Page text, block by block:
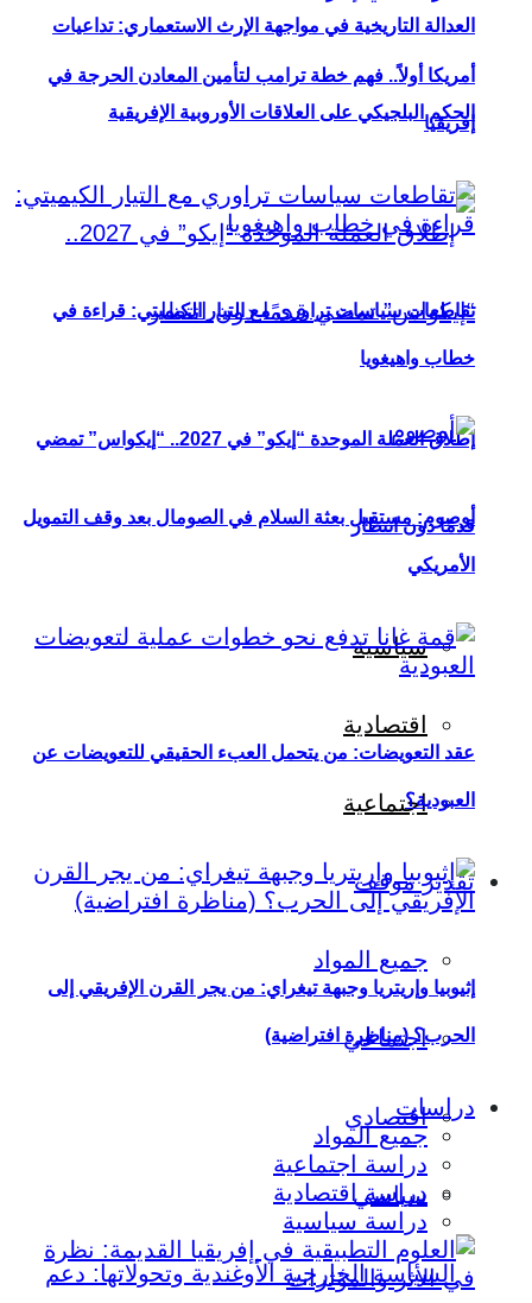
العدالة التاريخية في مواجهة الإرث الاستعماري: تداعيات
الحكم البلجيكي على العلاقات الأوروبية الإفريقية
إطلاق العملة الموحدة “إيكو” في 2027.. “إيكواس” تمضي
قدمًا دون انتظار
سياسية
اقتصادية
اجتماعية
تقدير موقف
جميع المواد
اجتماعي
اقتصادي
سياسي
أمريكا أولاً.. فهم خطة ترامب لتأمين المعادن الحرجة في
إفريقيا
تقاطعات سياسات تراوري مع التيار الكيميتي: قراءة في
خطاب واهيغويا
أوصوم: مستقبل بعثة السلام في الصومال بعد وقف التمويل
الأمريكي
عقد التعويضات: من يتحمل العبء الحقيقي للتعويضات عن
العبودية؟
إثيوبيا وإريتريا وجبهة تيغراي: من يجر القرن الإفريقي إلى
الحرب؟ (مناظرة افتراضية)
دراسات
جميع المواد
دراسة اجتماعية
دراسة اقتصادية
دراسة سياسية